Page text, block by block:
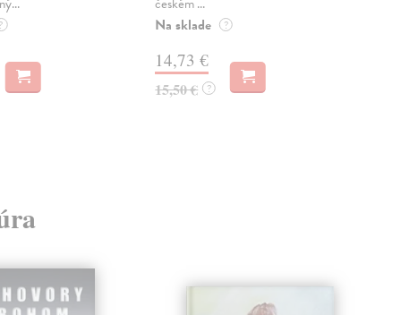
? Na sklade ?
14,73 €
15,50 € ?